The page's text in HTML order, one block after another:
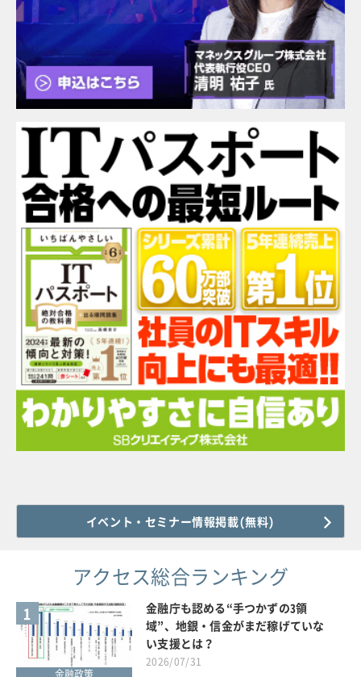
イベント・セミナー情報掲載(無料)
アクセス総合ランキング
1
金融政策
金融庁も認める“手つかずの3領
域”、地銀・信金がまだ稼げていな
い支援とは？
2026/07/31